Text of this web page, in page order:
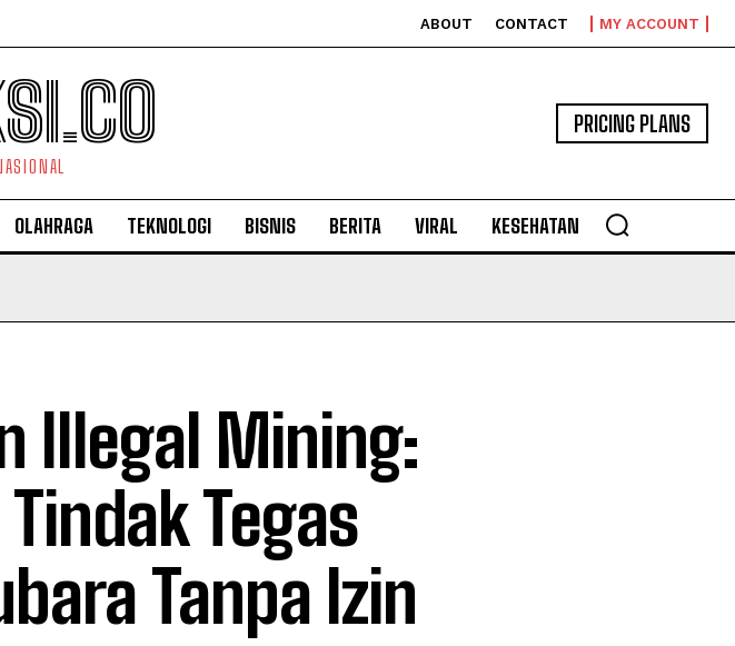
ABOUT CONTACT MY ACCOUNT
PRICING PLANS
OLAHRAGA TEKNOLOGI BISNIS BERITA VIRAL KESEHATAN
Illegal Mining:
Tegas
Tanpa Izin